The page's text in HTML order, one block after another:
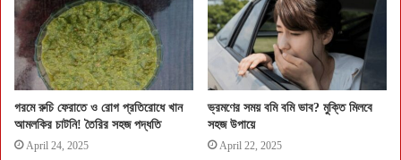
গরমে রুচি ফেরাতে ও রোগ প্রতিরোধে খান
আমলকির চাটনি! তৈরির সহজ পদ্ধতি
April 24, 2025
ভ্রমণের সময় বমি বমি ভাব? মুক্তি মিলবে
সহজ উপায়ে
April 22, 2025